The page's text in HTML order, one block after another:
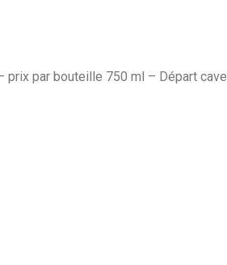
prix par bouteille 750 ml – Départ cave